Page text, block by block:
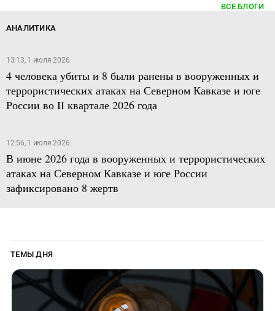
ВСЕ БЛОГИ
АНАЛИТИКА
13:13, 1 июля 2026
4 человека убиты и 8 были ранены в вооруженных и
террористических атаках на Северном Кавказе и юге
России во II квартале 2026 года
12:56, 1 июля 2026
В июне 2026 года в вооруженных и террористических
атаках на Северном Кавказе и юге России
зафиксировано 8 жертв
ТЕМЫ ДНЯ